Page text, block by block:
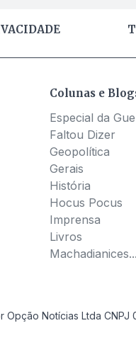
Colunas e
Especial da
Faltou Dizer
Geopolítica
Gerais
História
Hocus Pocus
Imprensa
Livros
Machadianices...
Notícias Ltda